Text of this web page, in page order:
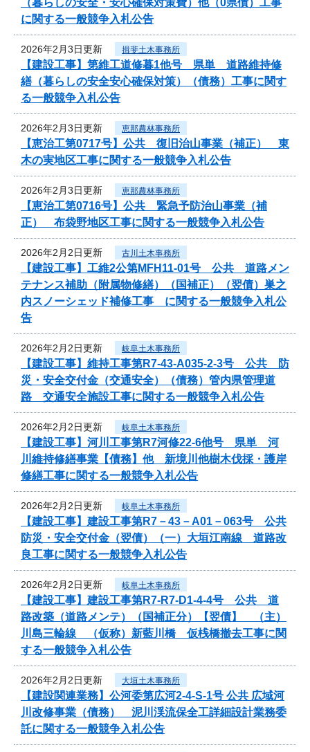
に関する一般競争入札公告
2026年2月3日更新 揖斐土木事務所
【建設工事】第維工道修暮1他号 県単 道路維持修
繕（暮らしの安全安心確保対策）（債務）工事に関す
る一般競争入札公告
2026年2月3日更新 恵那農林事務所
【恵治工第0717号】公共 復旧治山事業（補正） 東
木の実地区工事に関する一般競争入札公告
2026年2月3日更新 恵那農林事務所
【恵治工第0716号】公共 緊急予防治山事業（補
正） 布袋野地区工事に関する一般競争入札公告
2026年2月2日更新 古川土木事務所
【建設工事】工維2公第MFH11-01号 公共 道路メン
テナンス補助（附属物修繕）（国補正）（翌債）巣之
内スノーシェッド補修工事 に関する一般競争入札公
告
2026年2月2日更新 岐阜土木事務所
【建設工事】維持工事第R7-43-A035-2-3号 公共 防
災・安全交付金（交通安全）（債務）管内県管理道
路 交通安全施設工事に関する一般競争入札公告
2026年2月2日更新 岐阜土木事務所
【建設工事】河川工事第R7河修22-6他号 県単 河
川維持修繕事業【債務】他 新境川他樹木伐採・護岸
修繕工事に関する一般競争入札公告
2026年2月2日更新 岐阜土木事務所
【建設工事】建設工事第R7－43－A01－063号 公共
防災・安全交付金（翌債）（一）大垣江南線 道路改
良工事に関する一般競争入札公告
2026年2月2日更新 岐阜土木事務所
【建設工事】建設工事第R7-R7-D1-4-4号 公共 道
路改築（道路メンテ）（国補正分）【翌債】 （主）
川島三輪線 （仮称）新藍川橋 仮桟橋撤去工事に関
する一般競争入札公告
2026年2月2日更新 大垣土木事務所
【建設関連業務】公河委第広河2-4-S-1号 公共 広域河
川改修事業（債務） 泥川渓流保全工詳細設計業務委
託に関する一般競争入札公告